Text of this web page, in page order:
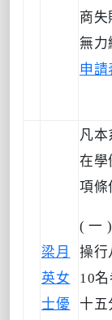
商失
無力
申請
梁月
英女
士優
凡本
在學
項條
( 一
操行
10
十五